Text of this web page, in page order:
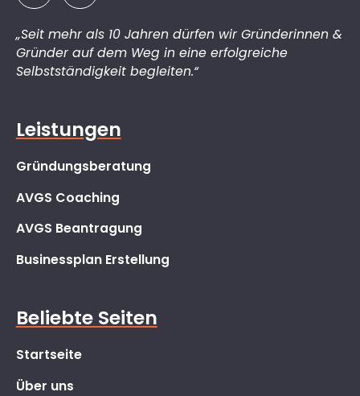
„Seit mehr als 10 Jahren dürfen wir Gründerinnen &
Gründer auf dem Weg in eine erfolgreiche
Selbstständigkeit begleiten.“
Leistungen
Gründungsberatung
AVGS Coaching
AVGS Beantragung
Businessplan Erstellung
Beliebte Seiten
Startseite
Über uns